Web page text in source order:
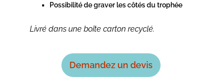
Possibilité de graver les côtés du trophée
Livré dans une boîte carton recyclé.
Demandez un devis